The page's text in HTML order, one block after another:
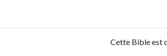
Cette Bible est